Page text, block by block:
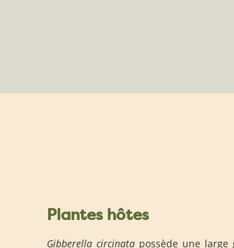
Plantes hôtes
Gibberella circinatapossède une large